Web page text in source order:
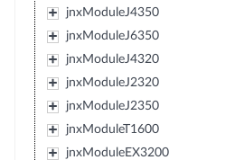
jnxModuleJ4350
jnxModuleJ6350
jnxModuleJ4320
jnxModuleJ2320
jnxModuleJ2350
jnxModuleT1600
jnxModuleEX3200